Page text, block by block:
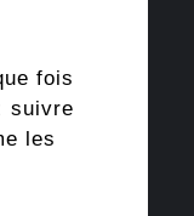
fois
suivre
les